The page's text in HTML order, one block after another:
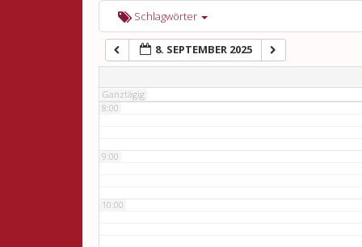
Schlagwörter
8. SEPTEMBER 2025
Ganztägig
6:00
7:00
8:00
9:00
10:00